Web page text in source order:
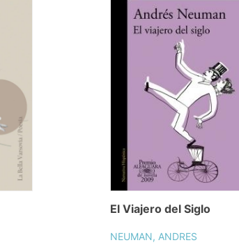
El Viajero del Siglo
NEUMAN, ANDRES